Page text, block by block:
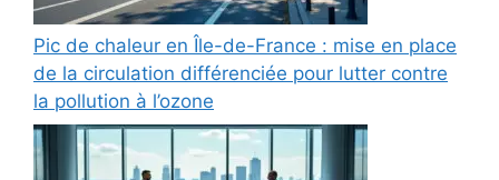
Pic de chaleur en Île-de-France : mise en place
de la circulation différenciée pour lutter contre
la pollution à l’ozone